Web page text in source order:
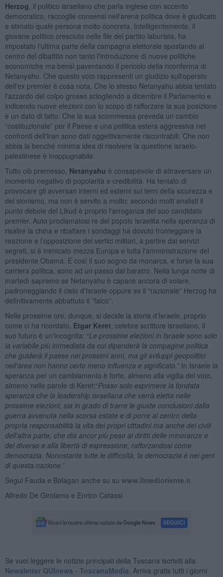
Herzog , il politico israeliano che parla inglese con accento
democratico, raccoglie consensi nell'arena politica dove è giudicato
e stimato quale persona molto concreta. Intelligentemente, il
giovane politico cresciuto nelle file del partito laburista, ha
impostato l'ultima parte della campagna elettorale spostando al
centro del dibattito non tanto l'introduzione di nuove politiche
economiche ma bensì paventando il pericolo della riconferma di
Netanyahu. Che questo voto rappresenti un giudizio sull'operato
dell'ex premier è cosa nota. Che lo stesso Netanyahu abbia tentato
l'azzardo del colpo grosso sciogliendo a dicembre il Parlamento e
indicendo nuove elezioni con lo scopo di rafforzare la sua posizione
è un dato di fatto. Che la sua scommessa preveda un cambio
“costituzionale” per il Paese e una politica estera aggressiva nei
confronti dell'Iran sono dati oggettivamente riscontrabili. Che non
abbia la benché minima idea di risolvere la questione israelo-
palestinese è inoppugnabile.
Tutto ciò premesso, Netanyahu è consapevole di attraversare un
momento negativo di popolarità e credibilità. Ha tentato di
provocare gli avversari interni ed esterni sui temi della sicurezza e
del sionismo, ma non è servito a molto: secondo molti analisti il
punto debole del Likud è proprio l'arroganza del suo candidato
premier. Auto proclamatosi re del popolo israelita nella speranza di
risalire la china e ribaltare i sondaggi ha dovuto fronteggiare la
reazione e l’opposizione dei vertici militari, a partire dai servizi
segreti, si è inimicato mezza Europa e tutta l'amministrazione del
presidente Obama. E così il suo sogno da monarca, e forse la sua
carriera politica, sono ad un passo dal baratro. Nella lunga notte di
martedì sapremo se Netanyahu è capace ancora di volare,
padroneggiando il cielo d'Israele oppure se il “razionale” Herzog ha
definitivamente abbattuto il ”falco”.
Nelle prossime ore, dunque, si decide la storia d'Israele, proprio
come ci ha ricordato, Etgar Keret , celebre scrittore israeliano, il
suo futuro è un'incognita: “Le prossime elezioni in Israele sono solo
la variabile più immediata da cui dipenderà la compagine politica
che guiderà il paese nei prossimi anni, ma gli sviluppi geopolitici
nell'area non hanno certo meno influenza e significato.” In Israele la
speranza per un cambiamento è forte, almeno alla vigilia del voto,
almeno nelle parole di Keret:“Posso solo esprimere la fondata
speranza che la leadership israeliana che verrà eletta nelle
prossime elezioni, sia in grado di trarre le giuste conclusioni dalla
guerra avvenuta nella scorsa estate e di porre al centro della
propria responsabilità la vita dei propri cittadini ma anche dei civili
dell'altra parte, che dia ancor più peso ai diritti delle minoranze e
del diverso e alla libertà di espressione, rafforzandosi come
democrazia. Nonostante tutte le difficoltà, la democrazia è nei geni
di questa nazione.”
Segui Fauda e Balagan anche su su www.ilmedioriente.it
Alfredo De Girolamo e Enrico Catassi
Se vuoi leggere le notizie principali della Toscana iscriviti alla
Newsletter QUInews - ToscanaMedia. Arriva gratis tutti i giorni